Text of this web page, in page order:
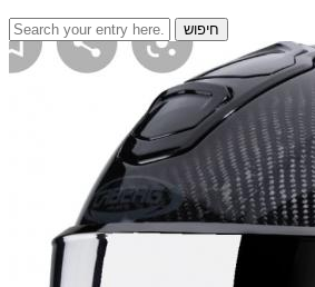
טופס חיפוש
חיפוש